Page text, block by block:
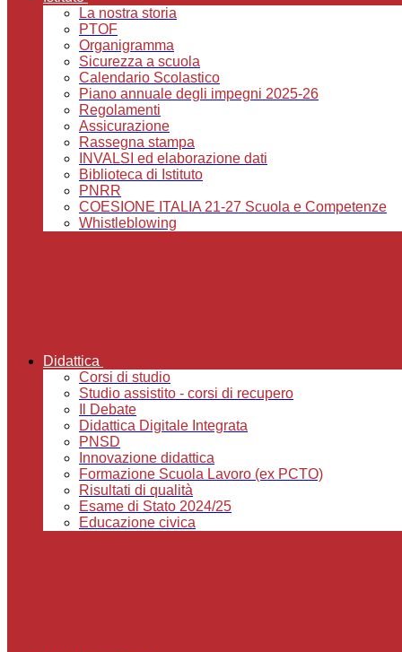
La nostra storia
PTOF
Organigramma
Sicurezza a scuola
Calendario Scolastico
Piano annuale degli impegni 2025-26
Regolamenti
Assicurazione
Rassegna stampa
INVALSI ed elaborazione dati
Biblioteca di Istituto
PNRR
COESIONE ITALIA 21-27 Scuola e Competenze
Whistleblowing
Didattica
Corsi di studio
Studio assistito - corsi di recupero
Il Debate
Didattica Digitale Integrata
PNSD
Innovazione didattica
Formazione Scuola Lavoro (ex PCTO)
Risultati di qualità
Esame di Stato 2024/25
Educazione civica